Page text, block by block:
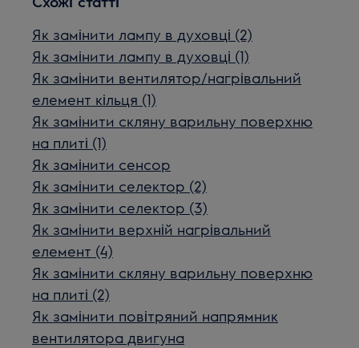
Як замінити лампу в духовці (2)
Як замінити лампу в духовці (1)
Як замінити вентилятор/нагрівальний
елемент кільця (1)
Як замінити скляну варильну поверхню
на плиті (1)
Як замінити сенсор
Як замінити селектор (2)
Як замінити селектор (3)
Як замінити верхній нагрівальний
елемент (4)
Як замінити скляну варильну поверхню
на плиті (2)
Як замінити повітряний напрямник
вентилятора двигуна